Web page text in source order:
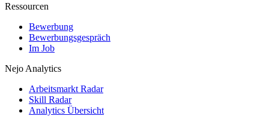
Ressourcen
Bewerbung
Bewerbungsgespräch
Im Job
Nejo Analytics
Arbeitsmarkt Radar
Skill Radar
Analytics Übersicht